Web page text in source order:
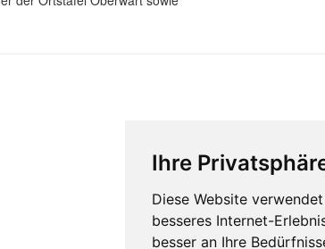
Ihre
Diese Website
besseres Internet-
besser an Ihre